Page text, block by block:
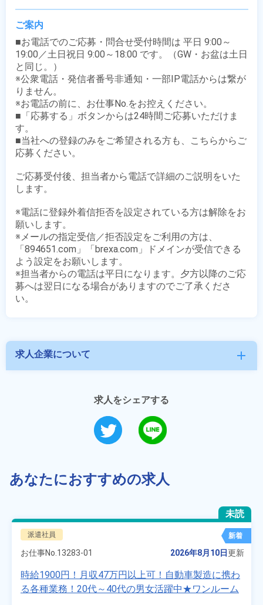
ご案内
■お電話でのご応募・問合せ受付時間は 平日 9:00～
19:00／土日祝日 9:00～18:00 です。（GW・お盆は土日
と同じ。）
※公衆電話・発信者番号非通知・一部IP電話からは繋が
りません。
※お電話の前に、お仕事No.をお控えください。
■「応募する」ボタンからは24時間ご応募いただけま
す。
■当社への登録のみをご希望される方も、こちらからご
応募ください。
ご応募受付後、担当者から電話で詳細のご説明をいた
します。
※電話に登録外着信拒否を設定されている方は解除をお
願いします。
※メールの指定受信／拒否設定をご利用の方は、
「894651.com」「brexa.com」ドメインが受信できる
よう設定をお願いします。
※担当者からの電話は平日になります。夕方以降のご応
募へは翌日になる場合がありますのでご了承くださ
求人企業について add
求人をシェアする
あなたにおすすめの求人
未読
派遣社員 新着
お仕事No. 13283-01 2026年8月10日更新
時給1900円！月収47万円以上可！自動車製造に携わ
る各種業務！20代～40代の男女活躍中★ワンルーム